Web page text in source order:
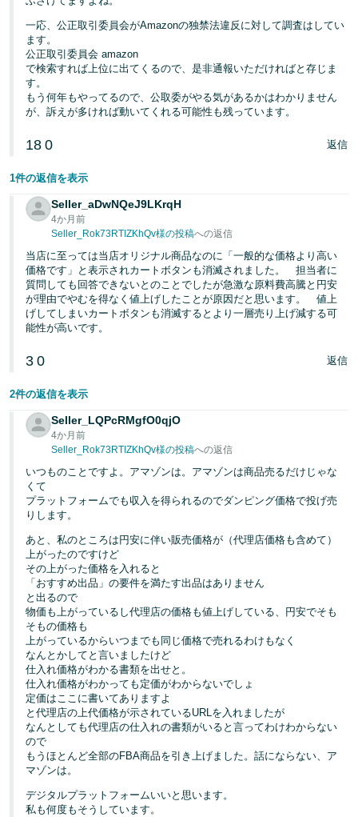
一応、公正取引委員会がAmazonの独禁法違反に対して調査はしてい
ます。
公正取引委員会 amazon
で検索すれば上位に出てくるので、是非通報いただければと存じま
す。
もう何年もやってるので、公取委がやる気があるかはわかりません
が、訴えが多ければ動いてくれる可能性も残っています。
18 0 返信
1件の返信を表示
Seller_aDwNQeJ9LKrqH
4か月前
Seller_Rok73RTIZKhQv様の投稿への返信
当店に至っては当店オリジナル商品なのに「一般的な価格より高い
価格です」と表示されカートボタンも消滅されました。 担当者に
質問しても回答できないとのことでしたが急激な原料費高騰と円安
が理由でやむを得なく値上げしたことが原因だと思います。 値上
げしてしまいカートボタンも消滅するとより一層売り上げ減する可
能性が高いです。
3 0 返信
2件の返信を表示
Seller_LQPcRMgfO0qjO
4か月前
Seller_Rok73RTIZKhQv様の投稿への返信
いつものことですよ。アマゾンは。アマゾンは商品売るだけじゃな
くて
プラットフォームでも収入を得られるのでダンピング価格で投げ売
りします。
あと、私のところは円安に伴い販売価格が（代理店価格も含めて）
上がったのですけど
その上がった価格を入れると
「おすすめ出品」の要件を満たす出品はありません
と出るので
物価も上がっているし代理店の価格も値上げしている、円安でそも
そもの価格も
上がっているからいつまでも同じ価格で売れるわけもなく
なんとかしてと言いましたけど
仕入れ価格がわかる書類を出せと。
仕入れ価格がわかっても定価がわからないでしょ
定価はここに書いてありますよ
と代理店の上代価格が示されているURLを入れましたが
なんとしても代理店の仕入れの書類がいると言ってわけわからない
ので
もうほとんど全部のFBA商品を引き上げました。話にならない、ア
マゾンは。
デジタルプラットフォームいいと思います。
私も何度もそうしています。